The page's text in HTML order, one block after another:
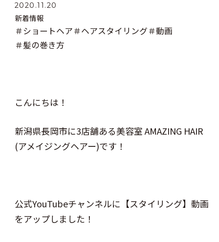
2020.11.20
新着情報
＃ショートヘア＃ヘアスタイリング＃動画
＃髪の巻き方
こんにちは！
新潟県長岡市に3店舗ある美容室 AMAZING HAIR
(アメイジングヘアー)です！
公式YouTubeチャンネルに【スタイリング】動画
をアップしました！